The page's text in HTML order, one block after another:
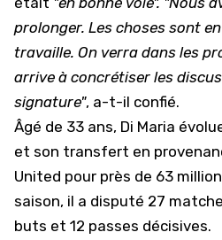
prolonger. Les choses sont
travaille. On verra dans les
arrive à concrétiser les
signature", a-t-il confié.
Âgé de 33 ans, Di Maria
et son transfert en
United pour près de 63
saison, il a disputé 27
buts et 12 passes décisives.